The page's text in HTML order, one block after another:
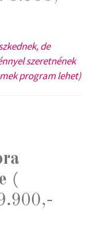
de
szeretnének
program lehet)
(